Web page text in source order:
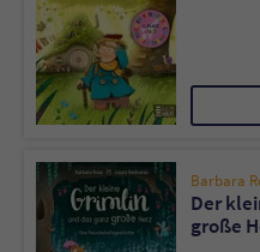
Barbara
Der
große